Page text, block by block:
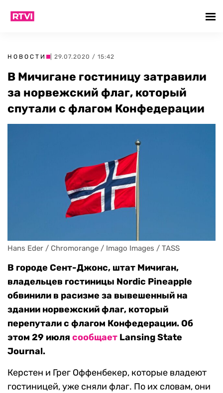
НОВОСТИ | 29.07.2020 / 15:42
В Мичигане гостиницу затравили
за норвежский флаг, который
спутали с флагом Конфедерации
Hans Eder / Chromorange / Imago Images / TASS
В городе Сент-Джонс, штат Мичиган,
владельцев гостиницы Nordic Pineapple
обвинили в расизме за вывешенный на
здании норвежский флаг, который
перепутали с флагом Конфедерации. Об
этом 29 июля сообщает Lansing State
Journal.
Керстен и Грег Оффенбекер, которые владеют
гостиницей, уже сняли флаг. По их словам, они